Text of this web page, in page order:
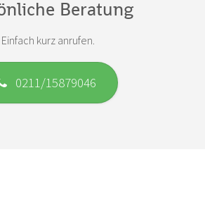
Beratung
Einfach kurz anrufen.
0211/15879046